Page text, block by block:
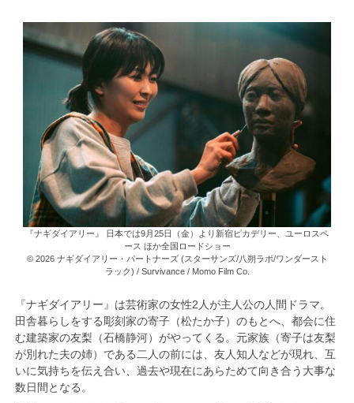
『ナギダイアリー』 日本では9月25日（金）より新宿ピカデリー、ユーロスペ
ース ほか全国ロードショー
© 2026 ナギダイアリー・パートナーズ (スターサンズ/八朔ラボ/ワンダースト
ラック) / Survivance / Momo Film Co.
『ナギダイアリー』は芸術家の女性2人が主人公の人間ドラマ。
田舎暮らしをする彫刻家の寄子（松たか子）のもとへ、都会に住
む建築家の友梨（石橋静河）がやってくる。元家族（寄子は友梨
が別れた夫の姉）である二人の前には、友人知人などが現れ、互
いに気持ちを伝え合い、過去や現在にあらためて向き合う大事な
数日間となる。